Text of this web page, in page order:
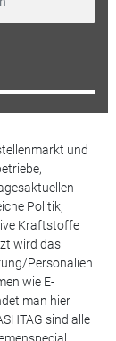
und
Politik,
Kraftstoffe
wird das
Personalien
wie E-
man hier
sind alle